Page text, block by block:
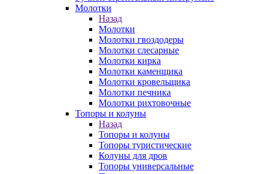
Молотки
Назад
Молотки
Молотки гвоздодеры
Молотки слесарные
Молотки кирка
Молотки каменщика
Молотки кровельщика
Молотки печника
Молотки рихтовочные
Топоры и колуны
Назад
Топоры и колуны
Топоры туристические
Колуны для дров
Топоры универсальные